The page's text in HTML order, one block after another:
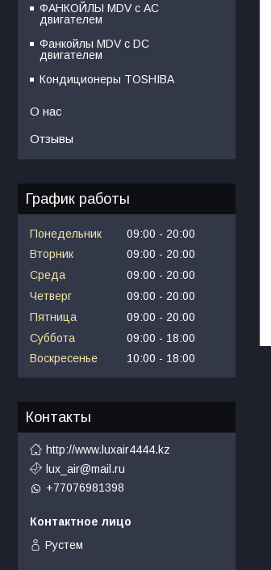
ФАНКОЙЛЫ MDV с АС
двигателем
Фанкойлы MDV c DC
двигателем
Кондиционеры TOSHIBA
О нас
Отзывы
График работы
Понедельник 09:00
20:00
Вторник
09:00
20:00
Среда
09:00
20:00
Четверг
09:00
20:00
Пятница
09:00
20:00
Суббота
09:00
18:00
Воскресенье
10:00 18:00
Контакты
http://www.luxair4444.kz
lux_air@mail.ru
+77076981398
Рустем